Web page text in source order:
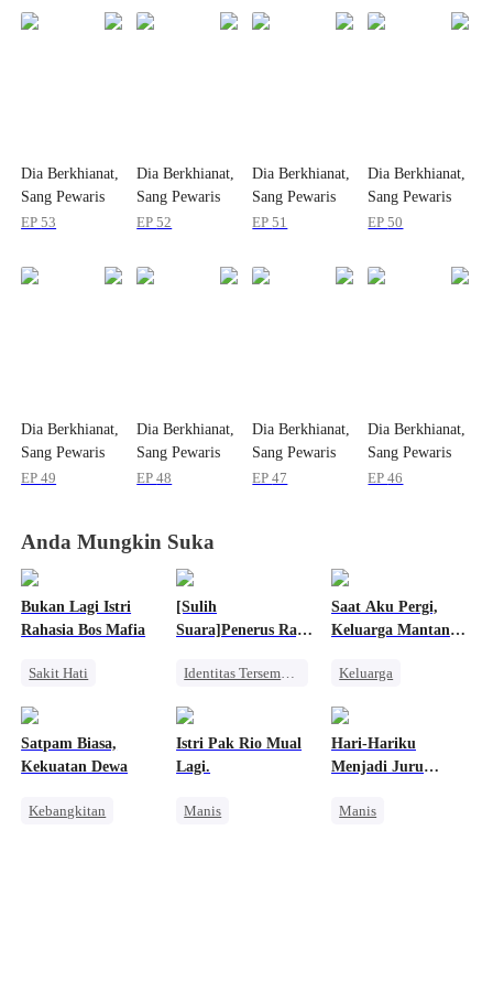
Dia Berkhianat,
Sang Pewaris
Kembali!
EP53
Dia Berkhianat,
Sang Pewaris
Kembali!
EP52
Dia Berkhianat,
Sang Pewaris
Kembali!
EP51
Dia Berkhianat,
Sang Pewaris
Kembali!
EP50
Dia Berkhianat,
Sang Pewaris
Kembali!
EP49
Dia Berkhianat,
Sang Pewaris
Kembali!
EP48
Dia Berkhianat,
Sang Pewaris
Kembali!
EP47
Dia Berkhianat,
Sang Pewaris
Kembali!
EP46
Anda Mungkin Suka
Bukan Lagi Istri
Rahasia Bos Mafia
Sakit Hati
[Sulih
Suara]Penerus Raja
Diremehkan
Identitas Tersembunyi
Saat Aku Pergi,
Keluarga Mantan
Keluarga
Satpam Biasa,
Kekuatan Dewa
Kebangkitan
Istri Pak Rio Mual
Lagi.
Manis
Hari-Hariku
Menjadi Juru
Manis